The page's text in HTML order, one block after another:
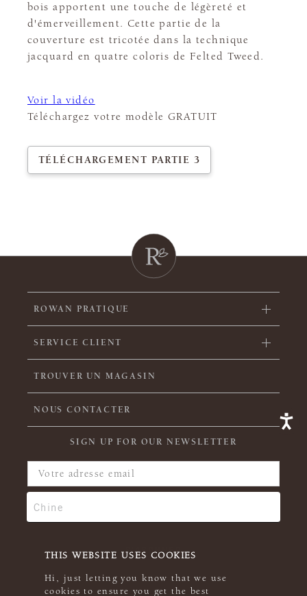
THIS WEBSITE USES COOKIES
Hi, just letting you know that we use
cookies to ensure you get the best
bois apportent une touche de légèreté et
d'émerveillement. Cette partie de la
couverture est tricotée dans la technique
jacquard en quatre coloris de Felted Tweed.
Voir la vidéo
Téléchargez votre modèle GRATUIT
TÉLÉCHARGEMENT PARTIE 3
ROWAN PRATIQUE
SERVICE CLIENT
TROUVER UN MAGASIN
NOUS CONTACTER
SIGN UP FOR OUR NEWSLETTER